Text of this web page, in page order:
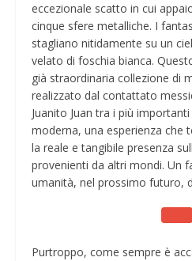
eccezionale scatto in cui
cinque sfere metalliche. I
stagliano nitidamente su un
velato di foschia bianca.
già straordinaria collezione di
realizzato dal contattato
Juanito Juan tra i più
moderna, una esperienza che
la reale e tangibile presenza
provenienti da altri mondi. Un
umanità, nel prossimo futuro,
Purtroppo, come sempre è